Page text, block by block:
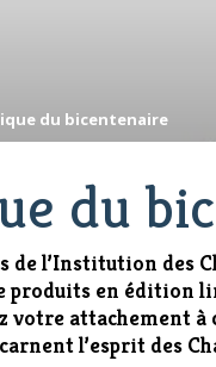
du bicentenaire
du
de l’Institution des
en édition
votre attachement
l’esprit des